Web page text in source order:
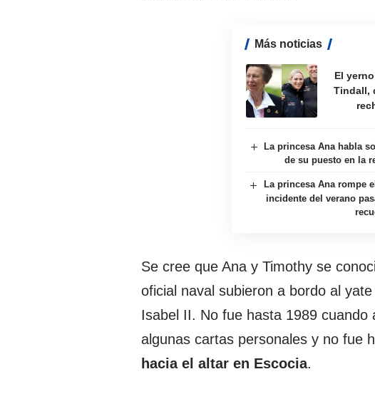
Más noticias
El
Tindall,
La princesa Ana habla
de su puesto en la
La princesa Ana rompe
incidente del verano
Se cree que Ana y Timothy se
oficial naval subieron a bordo al
Isabel II. No fue hasta 1989
algunas cartas personales y no fue
hacia el altar en Escocia.